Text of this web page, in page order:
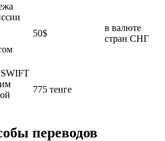
50$
в валюте
стран СНГ
775 тенге
переводов